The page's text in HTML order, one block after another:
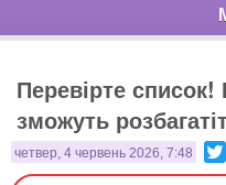
Перевірте список!
зможуть
четвер, 4 червень 2026, 7:48